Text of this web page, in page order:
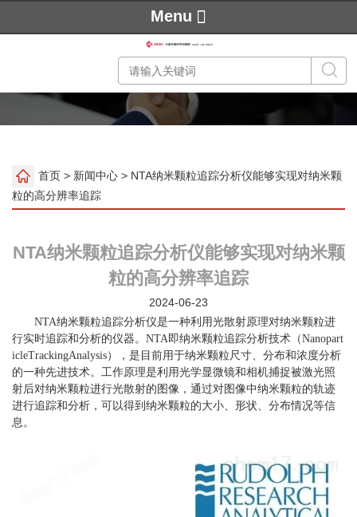
Menu
首页 > 新闻中心 > NTA纳米颗粒追踪分析仪能够实现对纳米颗
粒的高分辨率追踪
NTA纳米颗粒追踪分析仪能够实现对纳米颗
粒的高分辨率追踪
2024-06-23
NTA纳米颗粒追踪分析仪是一种利用光散射原理对纳米颗粒进
行实时追踪和分析的仪器。NTA即纳米颗粒追踪分析技术（Nanopart
icleTrackingAnalysis），是目前用于纳米颗粒尺寸、分布和浓度分析
的一种先进技术。工作原理是利用光学显微镜和相机捕捉被激光照
射后对纳米颗粒进行光散射的图像，通过对图像中纳米颗粒的轨迹
进行追踪和分析，可以得到纳米颗粒的大小、形状、分布情况等信
息。